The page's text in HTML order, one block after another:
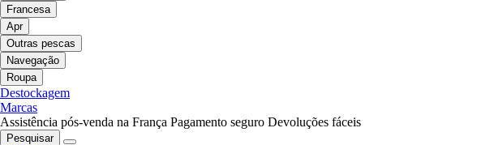
Francesa
Apr
Outras pescas
Navegação
Roupa
Destockagem
Marcas
Assistência pós-venda na França Pagamento seguro Devoluções fáceis
Pesquisar